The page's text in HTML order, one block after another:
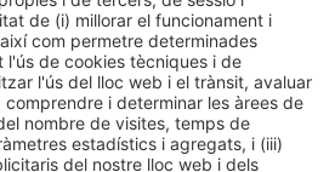
Auditorium